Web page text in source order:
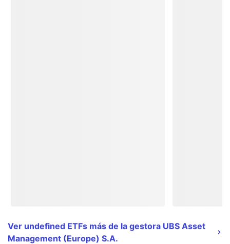
Ver undefined ETFs más de la gestora UBS Asset
Management (Europe) S.A.